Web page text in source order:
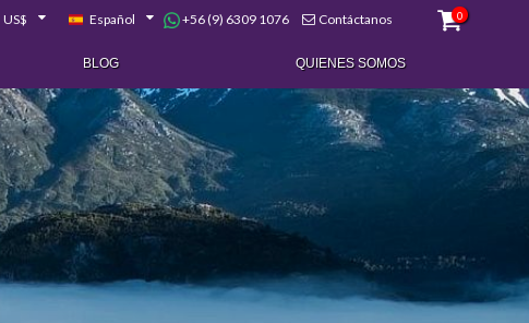
US$ Español +56 (9) 6309 1076 Contáctanos 0
BLOG QUIENES SOMOS